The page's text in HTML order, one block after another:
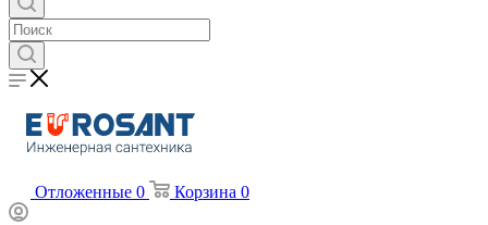
Отложенные 0 Корзина 0